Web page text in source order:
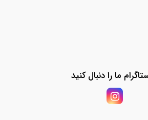
ما را دنبال کنید